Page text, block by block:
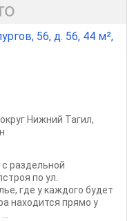
56, д. 56, 44 м²,
Нижний Тагил,
раздельной
по ул.
где у каждого будет
находится прямо у